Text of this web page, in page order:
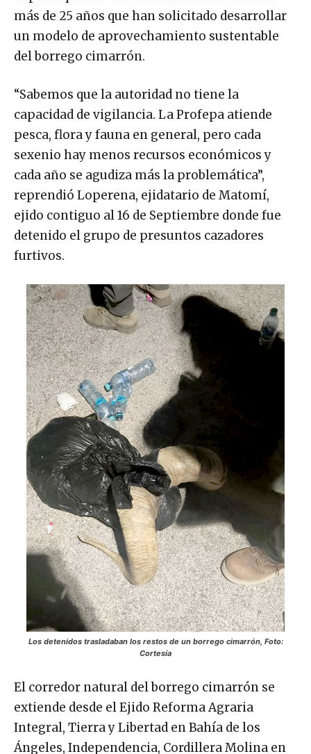
más de 25 años que han solicitado desarrollar
un modelo de aprovechamiento sustentable
del borrego cimarrón.
“Sabemos que la autoridad no tiene la
capacidad de vigilancia. La Profepa atiende
pesca, flora y fauna en general, pero cada
sexenio hay menos recursos económicos y
cada año se agudiza más la problemática”,
reprendió Loperena, ejidatario de Matomí,
ejido contiguo al 16 de Septiembre donde fue
detenido el grupo de presuntos cazadores
furtivos.
Los detenidos trasladaban los restos de un borrego cimarrón, Foto:
Cortesía
El corredor natural del borrego cimarrón se
extiende desde el Ejido Reforma Agraria
Integral, Tierra y Libertad en Bahía de los
Ángeles, Independencia, Cordillera Molina en